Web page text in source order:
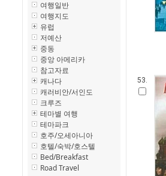
여행일반
여행지도
유럽
저예산
중동
중앙 아메리카
참고자료
캐나다
캐러비안/서인도
크루즈
테마별 여행
테마파크
호주/오세아니아
호텔/숙박/호스텔
Bed/Breakfast
Road Travel
53.